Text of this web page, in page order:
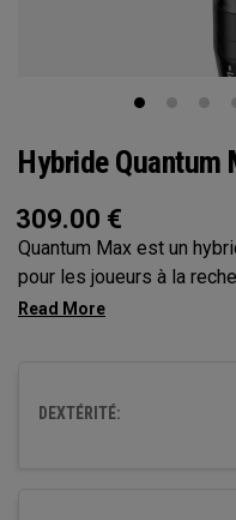
Hybride Quantum
309.00 €
Quantum Max est un
pour les joueurs à la
équilibrées. Avec un
DEXTÉRITÉ: